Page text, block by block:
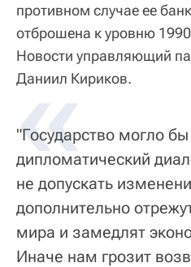
противном случае ее
отброшена к уровню
Новости управляющий
Даниил Кириков.
«
"Государство могло
дипломатический
не допускать
дополнительно
мира и замедлят
Иначе нам грозит